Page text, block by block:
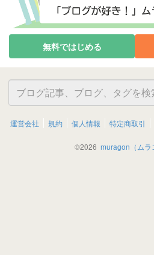
無料ではじめる
運営会社 規約 個人情報 特定商取引
©2026 muragon（ムラ